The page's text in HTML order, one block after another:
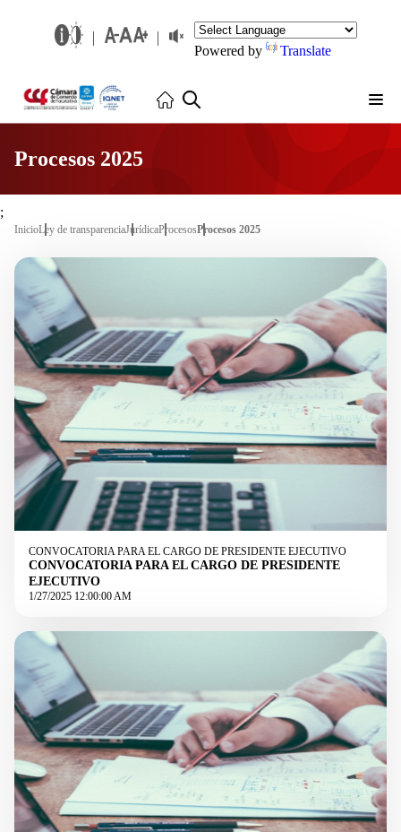
Powered by Translate
Procesos 2025
;
InicioLey de transparenciaJurídicaProcesosProcesos 2025
CONVOCATORIA PARA EL CARGO DE PRESIDENTE EJECUTIVO
CONVOCATORIA PARA EL CARGO DE PRESIDENTE
EJECUTIVO
1/27/2025 12:00:00 AM